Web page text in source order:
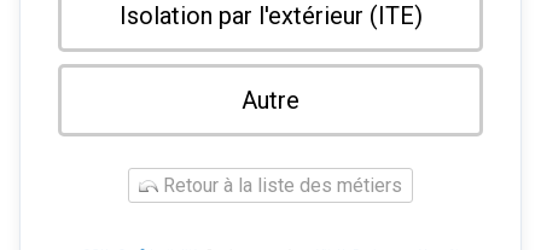
Isolation par l'extérieur (ITE)
Autre
Retour à la liste des métiers